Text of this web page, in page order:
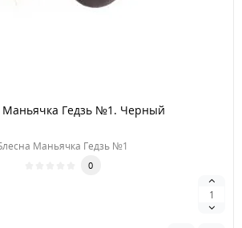
Маньячка Гедзь №1. Черный
Маньячка Гедзь №1
0